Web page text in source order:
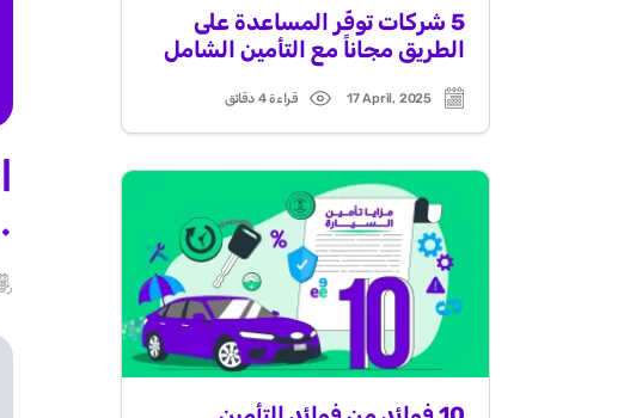
5 شركات توفّر المساعدة على
الطريق مجاناً مع التأمين الشامل
Post
date
17 April, 2025
Read
time
قراءة 4 دقائق